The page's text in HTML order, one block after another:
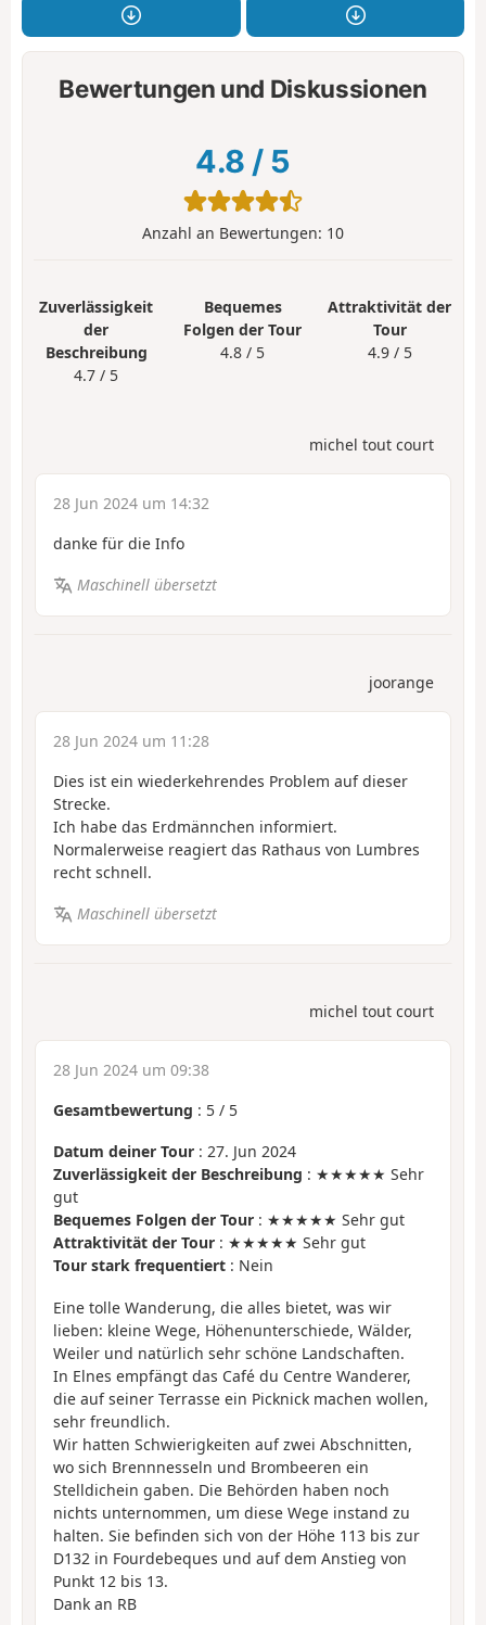
Bewertungen und Diskussionen
4.8 / 5
Anzahl an Bewertungen: 10
Zuverlässigkeit
der
Beschreibung
4.7 / 5
Bequemes
Folgen der Tour
4.8 / 5
Attraktivität der
Tour
4.9 / 5
michel tout court
28 Jun 2024 um 14:32
danke für die Info
Maschinell übersetzt
joorange
28 Jun 2024 um 11:28
Dies ist ein wiederkehrendes Problem auf dieser
Strecke.
Ich habe das Erdmännchen informiert.
Normalerweise reagiert das Rathaus von Lumbres
recht schnell.
Maschinell übersetzt
michel tout court
28 Jun 2024 um 09:38
Gesamtbewertung : 5 / 5
Datum deiner Tour : 27. Jun 2024
Zuverlässigkeit der Beschreibung : ★★★★★ Sehr
gut
Bequemes Folgen der Tour : ★★★★★ Sehr gut
Attraktivität der Tour : ★★★★★ Sehr gut
Tour stark frequentiert : Nein
Eine tolle Wanderung, die alles bietet, was wir
lieben: kleine Wege, Höhenunterschiede, Wälder,
Weiler und natürlich sehr schöne Landschaften.
In Elnes empfängt das Café du Centre Wanderer,
die auf seiner Terrasse ein Picknick machen wollen,
sehr freundlich.
Wir hatten Schwierigkeiten auf zwei Abschnitten,
wo sich Brennnesseln und Brombeeren ein
Stelldichein gaben. Die Behörden haben noch
nichts unternommen, um diese Wege instand zu
halten. Sie befinden sich von der Höhe 113 bis zur
D132 in Fourdebeques und auf dem Anstieg von
Punkt 12 bis 13.
Dank an RB